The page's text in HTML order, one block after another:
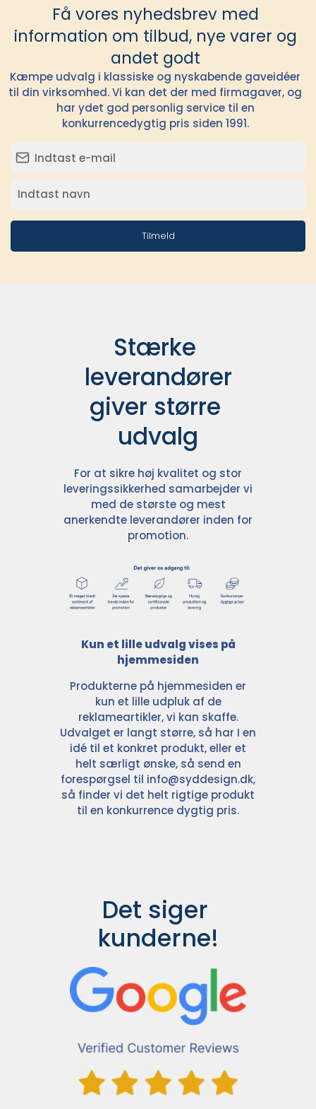
Få vores nyhedsbrev med
information om tilbud, nye varer og
andet godt
Kæmpe udvalg i klassiske og nyskabende gaveidéer
til din virksomhed. Vi kan det der med firmagaver, og
har ydet god personlig service til en
konkurrencedygtig pris siden 1991.
Tilmeld
Stærke
leverandører
giver større
udvalg
For at sikre høj kvalitet og stor
leveringssikkerhed samarbejder vi
med de største og mest
anerkendte leverandører inden for
promotion.
Kun et lille udvalg vises på
hjemmesiden
Produkterne på hjemmesiden er
kun et lille udpluk af de
reklameartikler, vi kan skaffe.
Udvalget er langt større, så har I en
idé til et konkret produkt, eller et
helt særligt ønske, så send en
forespørgsel til info@syddesign.dk,
så finder vi det helt rigtige produkt
til en konkurrence dygtig pris.
Det siger
kunderne!